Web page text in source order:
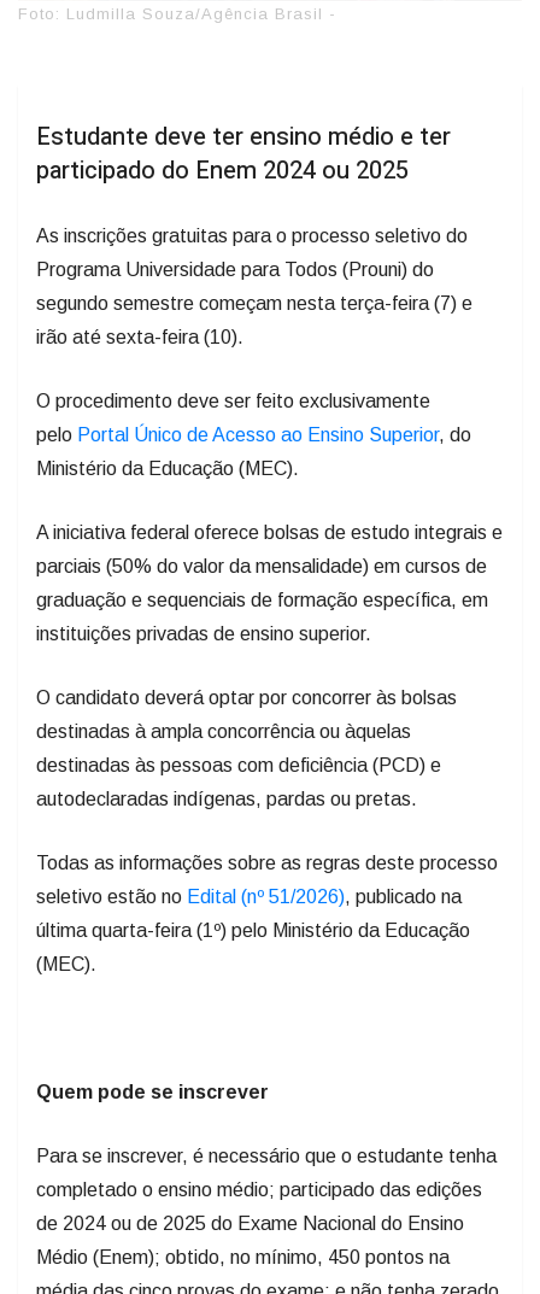
Foto: Ludmilla Souza/Agência Brasil -
Estudante deve ter ensino médio e ter
participado do Enem 2024 ou 2025
As inscrições gratuitas para o processo seletivo do
Programa Universidade para Todos (Prouni) do
segundo semestre começam nesta terça-feira (7) e
irão até sexta-feira (10).
O procedimento deve ser feito exclusivamente
pelo Portal Único de Acesso ao Ensino Superior, do
Ministério da Educação (MEC).
A iniciativa federal oferece bolsas de estudo integrais e
parciais (50% do valor da mensalidade) em cursos de
graduação e sequenciais de formação específica, em
instituições privadas de ensino superior.
O candidato deverá optar por concorrer às bolsas
destinadas à ampla concorrência ou àquelas
destinadas às pessoas com deficiência (PCD) e
autodeclaradas indígenas, pardas ou pretas.
Todas as informações sobre as regras deste processo
seletivo estão no Edital (nº 51/2026), publicado na
última quarta-feira (1º) pelo Ministério da Educação
(MEC).
Quem pode se inscrever
Para se inscrever, é necessário que o estudante tenha
completado o ensino médio; participado das edições
de 2024 ou de 2025 do Exame Nacional do Ensino
Médio (Enem); obtido, no mínimo, 450 pontos na